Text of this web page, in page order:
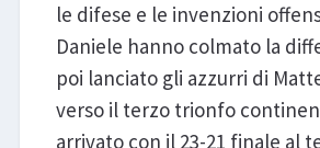
le difese e le invenzioni
Daniele hanno colmato la
poi lanciato gli azzurri di
verso il terzo trionfo
arrivato con il 23-21 finale al